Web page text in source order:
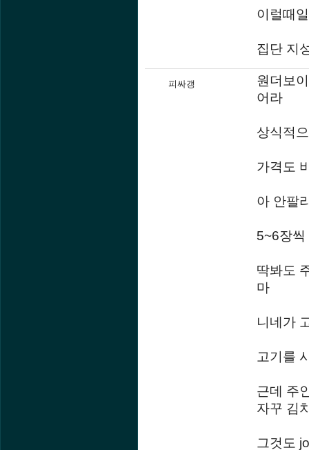
이럴때
집단 지
피싸갱
원더보
어라
상식적
가격도
아 안팔
5~6장
딱봐도
마
니네가
고기를
근데 주
자꾸 김
그것도